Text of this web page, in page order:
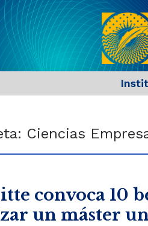
Ciencias
convoca 10
un máster